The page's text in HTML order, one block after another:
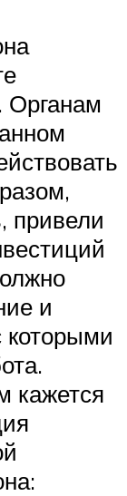
Органам
привели
и
которыми
кажется